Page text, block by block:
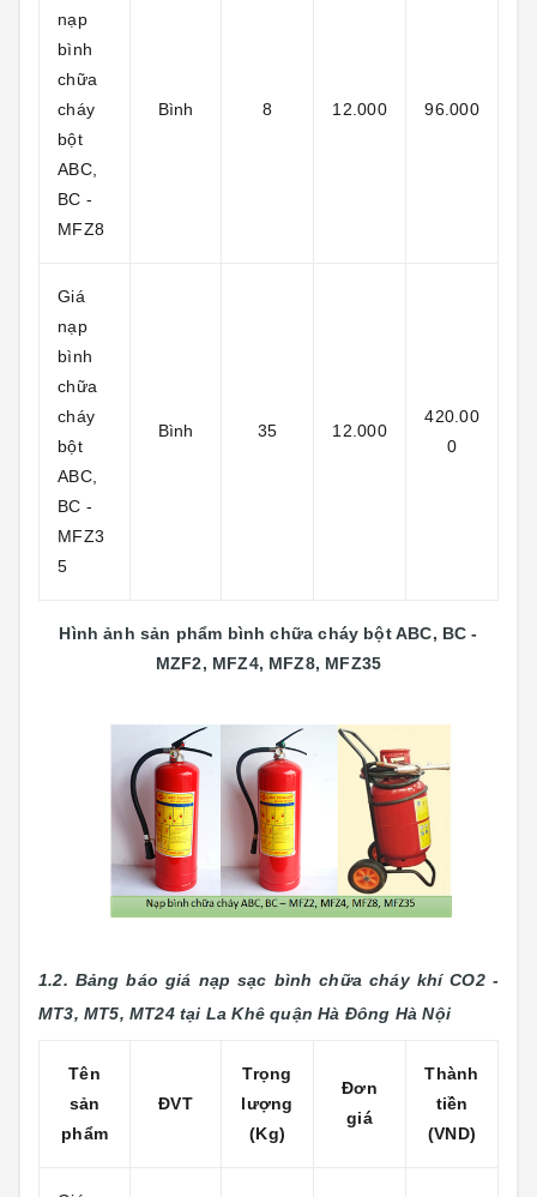
nạp
bình
chữa
cháy
bột
ABC,
BC -
MFZ8
Bình 8 12.000 96.000
Giá
nạp
bình
chữa
cháy
bột
ABC,
BC -
MFZ3
5
Bình 35 12.000
420.00
0
Hình ảnh sản phẩm bình chữa cháy bột ABC, BC -
MZF2, MFZ4, MFZ8, MFZ35
1.2. Bảng báo giá nạp sạc bình chữa cháy khí CO2 -
MT3, MT5, MT24 tại La Khêquận Hà Đông Hà Nội
Tên
sản
phẩm
ĐVT
Trọng
lượng
(Kg)
Đơn
giá
Thành
tiền
(VND)